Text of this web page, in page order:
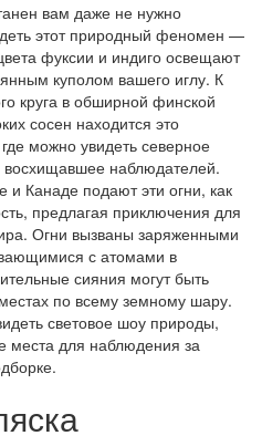
вам даже не нужно
этот природный феномен —
фуксии и индиго освещают
куполом вашего иглу. К
круга в обширной финской
сосен находится это
можно увидеть северное
наблюдателей.
и Канаде подают эти огни, как
предлагая приключения для
Огни вызваны заряженными
с атомами в
сияния могут быть
по всему земному шару.
световое шоу природы,
места для наблюдения за